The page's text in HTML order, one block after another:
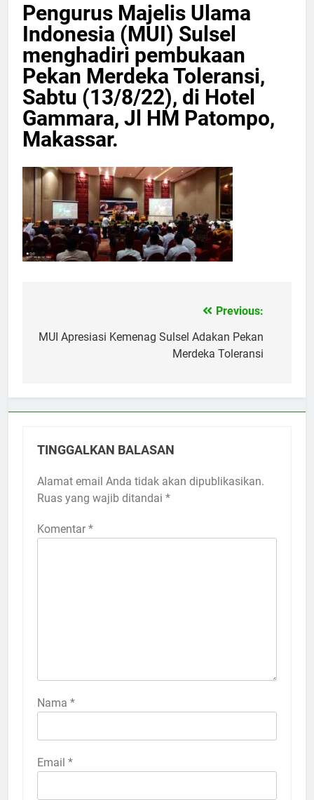
Pengurus Majelis Ulama
Indonesia (MUI) Sulsel
menghadiri pembukaan
Pekan Merdeka Toleransi,
Sabtu (13/8/22), di Hotel
Gammara, Jl HM Patompo,
Makassar.
pos
Previous:
MUI Apresiasi Kemenag Sulsel Adakan Pekan
Merdeka Toleransi
TINGGALKAN BALASAN
Alamat email Anda tidak akan dipublikasikan.
Ruas yang wajib ditandai *
Komentar *
Nama *
Email *